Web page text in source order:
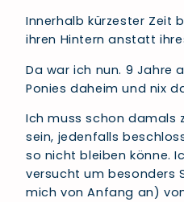
Innerhalb kürzester Zeit
ihren Hintern anstatt
Da war ich nun. 9 Jahre
Ponies daheim und nix
Ich muss schon damals
sein, jedenfalls
so nicht bleiben könne.
versucht um besonders
mich von Anfang an)